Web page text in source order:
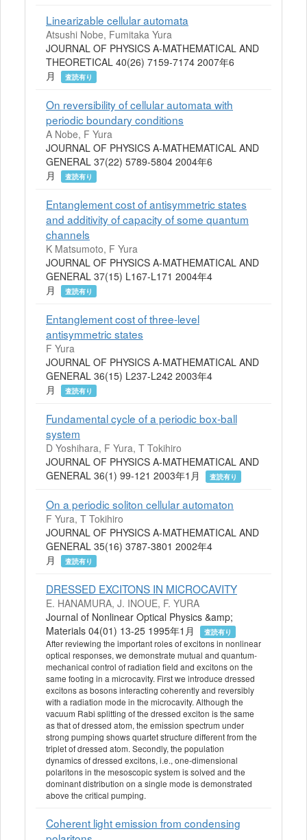
Linearizable cellular automata
Atsushi Nobe, Fumitaka Yura
JOURNAL OF PHYSICS A-MATHEMATICAL AND
THEORETICAL 40(26) 7159-7174 2007年6
月
査読有り
On reversibility of cellular automata with
periodic boundary conditions
A Nobe, F Yura
JOURNAL OF PHYSICS A-MATHEMATICAL AND
GENERAL 37(22) 5789-5804 2004年6
月
査読有り
Entanglement cost of antisymmetric states
and additivity of capacity of some quantum
channels
K Matsumoto, F Yura
JOURNAL OF PHYSICS A-MATHEMATICAL AND
GENERAL 37(15) L167-L171 2004年4
月
査読有り
Entanglement cost of three-level
antisymmetric states
F Yura
JOURNAL OF PHYSICS A-MATHEMATICAL AND
GENERAL 36(15) L237-L242 2003年4
月
査読有り
Fundamental cycle of a periodic box-ball
system
D Yoshihara, F Yura, T Tokihiro
JOURNAL OF PHYSICS A-MATHEMATICAL AND
GENERAL 36(1) 99-121 2003年1月
査読有り
On a periodic soliton cellular automaton
F Yura, T Tokihiro
JOURNAL OF PHYSICS A-MATHEMATICAL AND
GENERAL 35(16) 3787-3801 2002年4
月
査読有り
DRESSED EXCITONS IN MICROCAVITY
E. HANAMURA, J. INOUE, F. YURA
Journal of Nonlinear Optical Physics &amp;
Materials 04(01) 13-25 1995年1月
査読有り
After reviewing the important roles of excitons in nonlinear
optical responses, we demonstrate mutual and quantum-
mechanical control of radiation field and excitons on the
same footing in a microcavity. First we introduce dressed
excitons as bosons interacting coherently and reversibly
with a radiation mode in the microcavity. Although the
vacuum Rabi splitting of the dressed exciton is the same
as that of dressed atom, the emission spectrum under
strong pumping shows quartet structure different from the
triplet of dressed atom. Secondly, the population
dynamics of dressed excitons, i.e., one-dimensional
polaritons in the mesoscopic system is solved and the
dominant distribution on a single mode is demonstrated
above the critical pumping.
Coherent light emission from condensing